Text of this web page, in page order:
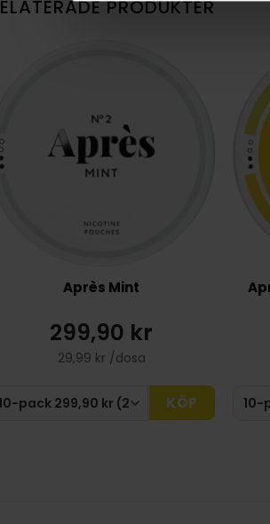
PRODUKTER
Après Mint
299,90 kr
29,99 kr /dosa
KÖP